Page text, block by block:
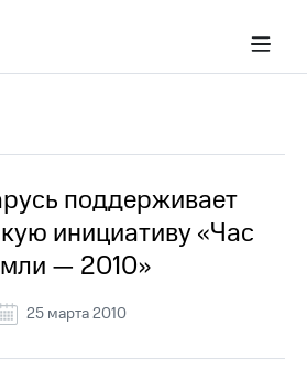
поддерживает
инициативу «Час
— 2010»
25 марта 2010